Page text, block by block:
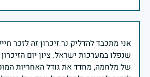
אני מתכבד להדליק נר זיכרון זה לזכר
שנפלו במערכות ישראל. ציון יום
של מלחמה, מחדד את גודל האחריות